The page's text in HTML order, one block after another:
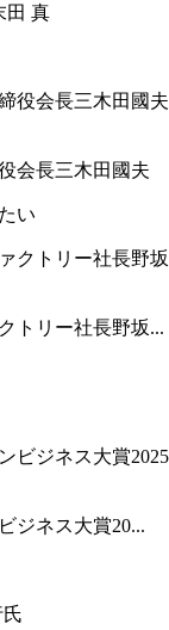
田 真
会長三木田國夫
い
トリー社長野坂...
ジネス大賞20...